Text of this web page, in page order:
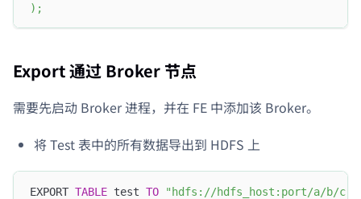
) ;
Export 通过 Broker 节点
需要先启动 Broker 进程，并在 FE 中添加该 Broker。
将 Test 表中的所有数据导出到 HDFS 上
EXPORT TABLE test TO
"hdfs://hdfs_host:port/a/b/c"